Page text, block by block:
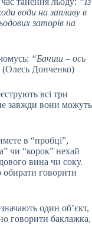
води на заплаву в
заторів на
“Бачиш – ось
(Олесь Донченко)
всі три
завжди вони можуть
в “пробці”,
чи “корок” нехай
вина чи соку.
говорити
один об’єкт,
говорити баклажка,